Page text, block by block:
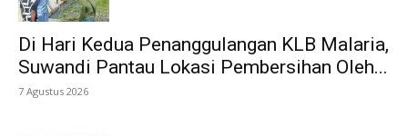
Di Hari Kedua Penanggulangan KLB Malaria,
Suwandi Pantau Lokasi Pembersihan Oleh...
7 Agustus 2026